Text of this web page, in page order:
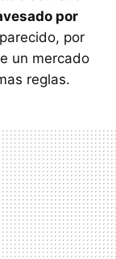
por
por
un mercado
reglas.